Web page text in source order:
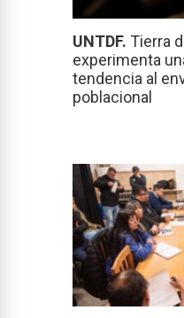
UNTDF. Tierra
experimenta
tendencia al
poblacional